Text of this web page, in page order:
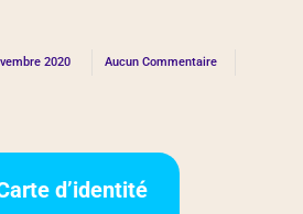
2020
Aucun Commentaire
d’identité